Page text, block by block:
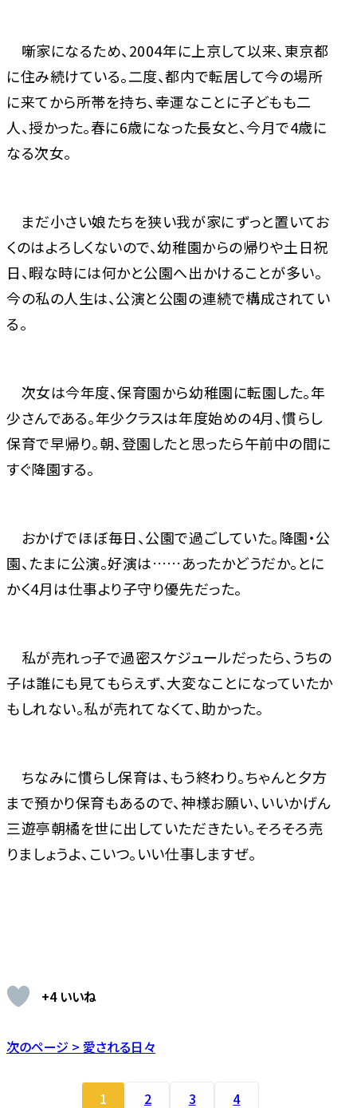
噺家になるため、2004年に上京して以来、東京都
に住み続けている。二度、都内で転居して今の場所
に来てから所帯を持ち、幸運なことに子どもも二
人、授かった。春に6歳になった長女と、今月で4歳に
なる次女。
まだ小さい娘たちを狭い我が家にずっと置いてお
くのはよろしくないので、幼稚園からの帰りや土日祝
日、暇な時には何かと公園へ出かけることが多い。
今の私の人生は、公演と公園の連続で構成されてい
る。
次女は今年度、保育園から幼稚園に転園した。年
少さんである。年少クラスは年度始めの4月、慣らし
保育で早帰り。朝、登園したと思ったら午前中の間に
すぐ降園する。
おかげでほぼ毎日、公園で過ごしていた。降園・公
園、たまに公演。好演は……あったかどうだか。とに
かく4月は仕事より子守り優先だった。
私が売れっ子で過密スケジュールだったら、うちの
子は誰にも見てもらえず、大変なことになっていたか
もしれない。私が売れてなくて、助かった。
ちなみに慣らし保育は、もう終わり。ちゃんと夕方
まで預かり保育もあるので、神様お願い、いいかげん
三遊亭朝橘を世に出していただきたい。そろそろ売
りましょうよ、こいつ。いい仕事しますぜ。
+4 いいね
次のページ > 愛される日々
1 2 3 4